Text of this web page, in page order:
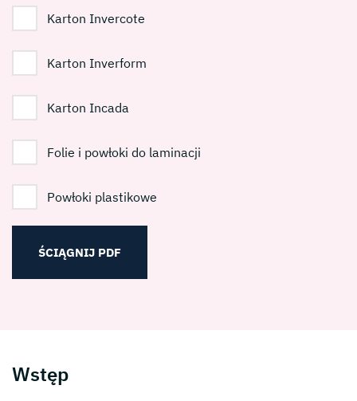
Karton Invercote
Karton Inverform
Karton Incada
Folie i powłoki do laminacji
Powłoki plastikowe
ŚCIĄGNIJ PDF
Wstęp